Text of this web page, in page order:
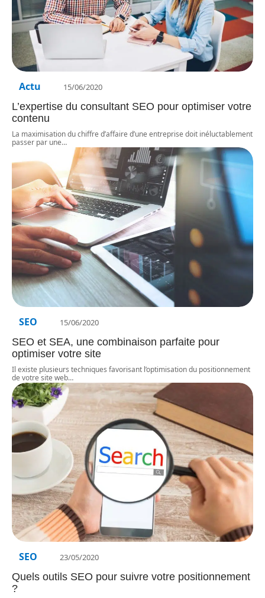
Actu 15/06/2020
L’expertise du consultant SEO pour optimiser votre
contenu
La maximisation du chiffre d’affaire d’une entreprise doit inéluctablement
passer par une…
SEO 15/06/2020
SEO et SEA, une combinaison parfaite pour
optimiser votre site
Il existe plusieurs techniques favorisant l’optimisation du positionnement
de votre site web…
SEO 23/05/2020
Quels outils SEO pour suivre votre positionnement
?